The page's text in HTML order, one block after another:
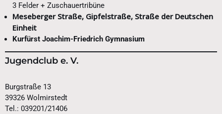
3 Felder + Zuschauertribüne
Meseberger Straße, Gipfelstraße, Straße der Deutschen
Einheit
Kurfürst Joachim-Friedrich Gymnasium
Jugendclub e. V.
Burgstraße 13
39326 Wolmirstedt
Tel.: 039201/21406